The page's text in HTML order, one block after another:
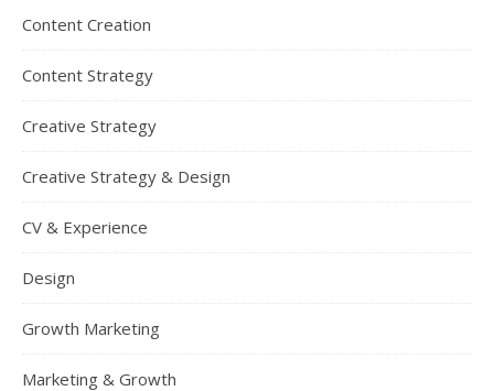
Content Creation
Content Strategy
Creative Strategy
Creative Strategy & Design
CV & Experience
Design
Growth Marketing
Marketing & Growth